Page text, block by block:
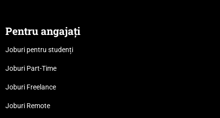
Pentru angajați
Joburi pentru studenți
Joburi Part-Time
Joburi Freelance
Joburi Remote